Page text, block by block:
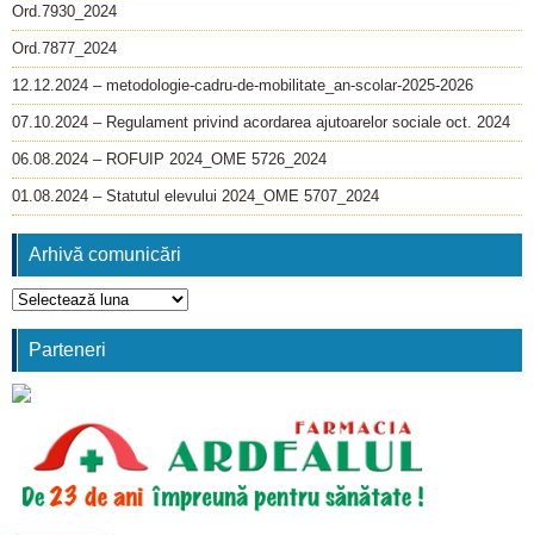
Ord.7930_2024
Ord.7877_2024
12.12.2024 – metodologie-cadru-de-mobilitate_an-scolar-2025-2026
07.10.2024 – Regulament privind acordarea ajutoarelor sociale oct. 2024
06.08.2024 – ROFUIP 2024_OME 5726_2024
01.08.2024 – Statutul elevului 2024_OME 5707_2024
Arhivă comunicări
Arhivă
comunicări
Parteneri